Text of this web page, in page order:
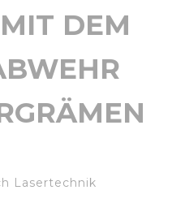
DEM
Lasertechnik